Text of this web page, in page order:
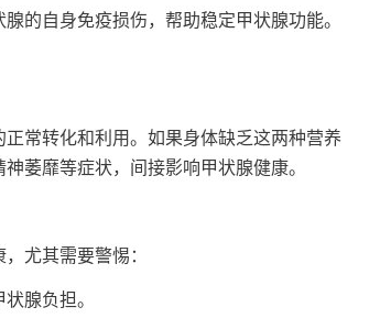
自身免疫损伤，帮助稳定甲状腺功能。
常转化和利用。如果身体缺乏这两种营养
萎靡等症状，间接影响甲状腺健康。
尤其需要警惕：
腺负担。